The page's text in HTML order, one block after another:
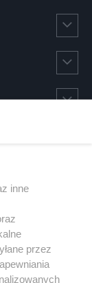
inne
przez